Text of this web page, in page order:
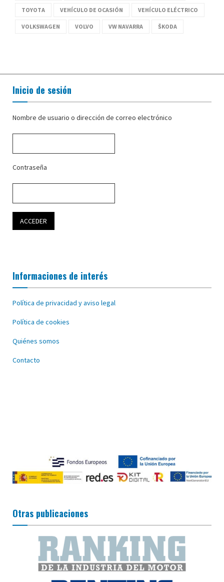
TOYOTA VEHÍCULO DE OCASIÓN VEHÍCULO ELÉCTRICO
VOLKSWAGEN VOLVO VW NAVARRA ŠKODA
Inicio de sesión
Nombre de usuario o dirección de correo electrónico
Contraseña
Informaciones de interés
Política de privacidad y aviso legal
Política de cookies
Quiénes somos
Contacto
Otras publicaciones